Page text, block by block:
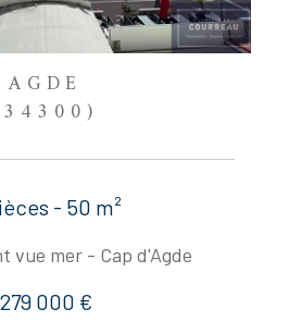
AGDE
- 50 m²
vue mer - Cap d'Agde
279 000 €